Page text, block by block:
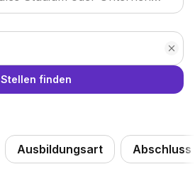
Stellen finden
Ausbildungsart Abschluss